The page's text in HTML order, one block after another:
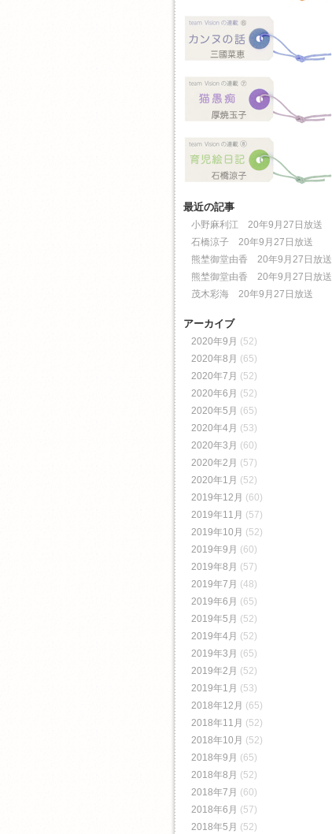
最近の記事
小野麻利江 20年9月27日放送
石橋涼子 20年9月27日放送
熊埜御堂由香 20年9月27日放送
熊埜御堂由香 20年9月27日放送
茂木彩海 20年9月27日放送
アーカイブ
2020年9月 (52)
2020年8月 (65)
2020年7月 (52)
2020年6月 (52)
2020年5月 (65)
2020年4月 (53)
2020年3月 (60)
2020年2月 (57)
2020年1月 (52)
2019年12月 (60)
2019年11月 (57)
2019年10月 (52)
2019年9月 (60)
2019年8月 (57)
2019年7月 (48)
2019年6月 (65)
2019年5月 (52)
2019年4月 (52)
2019年3月 (65)
2019年2月 (52)
2019年1月 (53)
2018年12月 (65)
2018年11月 (52)
2018年10月 (52)
2018年9月 (65)
2018年8月 (52)
2018年7月 (60)
2018年6月 (57)
2018年5月 (52)